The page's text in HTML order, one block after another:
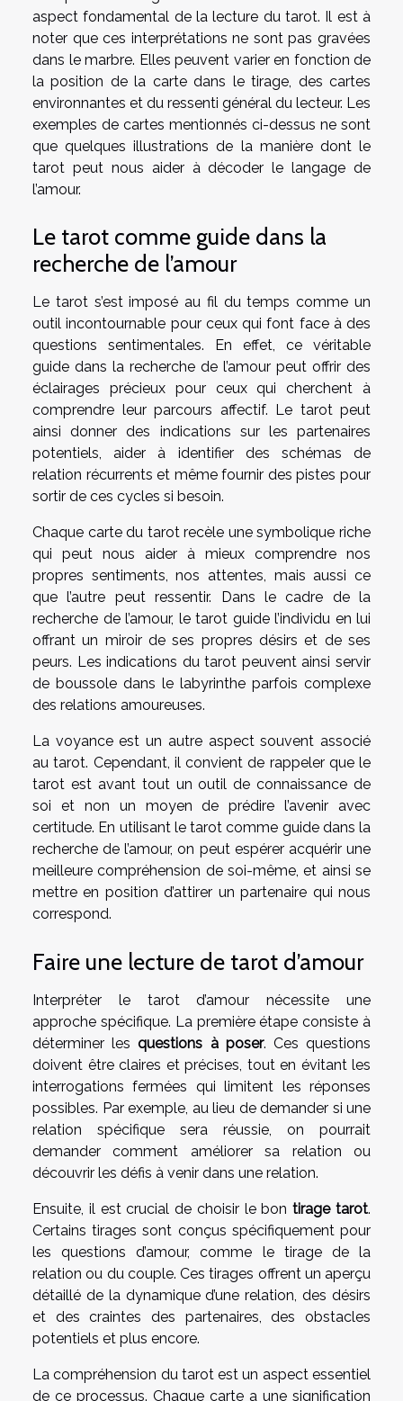
aspect fondamental de la lecture du tarot. Il est à
noter que ces interprétations ne sont pas gravées
dans le marbre. Elles peuvent varier en fonction de
la position de la carte dans le tirage, des cartes
environnantes et du ressenti général du lecteur. Les
exemples de cartes mentionnés ci-dessus ne sont
que quelques illustrations de la manière dont le
tarot peut nous aider à décoder le langage de
l’amour.
Le tarot comme guide dans la
recherche de l’amour
Le tarot s’est imposé au fil du temps comme un
outil incontournable pour ceux qui font face à des
questions sentimentales. En effet, ce véritable
guide dans la recherche de l’amour peut offrir des
éclairages précieux pour ceux qui cherchent à
comprendre leur parcours affectif. Le tarot peut
ainsi donner des indications sur les partenaires
potentiels, aider à identifier des schémas de
relation récurrents et même fournir des pistes pour
sortir de ces cycles si besoin.
Chaque carte du tarot recèle une symbolique riche
qui peut nous aider à mieux comprendre nos
propres sentiments, nos attentes, mais aussi ce
que l’autre peut ressentir. Dans le cadre de la
recherche de l’amour, le tarot guide l’individu en lui
offrant un miroir de ses propres désirs et de ses
peurs. Les indications du tarot peuvent ainsi servir
de boussole dans le labyrinthe parfois complexe
des relations amoureuses.
La voyance est un autre aspect souvent associé
au tarot. Cependant, il convient de rappeler que le
tarot est avant tout un outil de connaissance de
soi et non un moyen de prédire l’avenir avec
certitude. En utilisant le tarot comme guide dans la
recherche de l’amour, on peut espérer acquérir une
meilleure compréhension de soi-même, et ainsi se
mettre en position d’attirer un partenaire qui nous
correspond.
Faire une lecture de tarot d’amour
Interpréter le tarot d’amour nécessite une
approche spécifique. La première étape consiste à
déterminer lesquestions à poser. Ces questions
doivent être claires et précises, tout en évitant les
interrogations fermées qui limitent les réponses
possibles. Par exemple, au lieu de demander si une
relation spécifique sera réussie, on pourrait
demander comment améliorer sa relation ou
découvrir les défis à venir dans une relation.
Ensuite, il est crucial de choisir le bontirage tarot.
Certains tirages sont conçus spécifiquement pour
les questions d’amour, comme le tirage de la
relation ou du couple. Ces tirages offrent un aperçu
détaillé de la dynamique d’une relation, des désirs
et des craintes des partenaires, des obstacles
potentiels et plus encore.
La compréhension du tarot est un aspect essentiel
de ce processus. Chaque carte a une signification